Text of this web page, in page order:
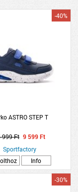
ASTRO STEP T
-40%
999 Ft 9 599 Ft
Sportfactory
Info
-30%